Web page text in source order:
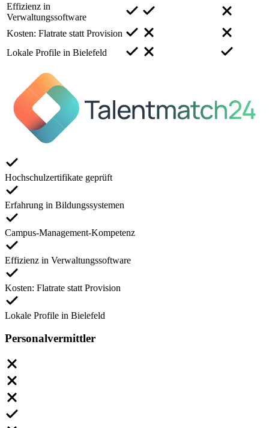
Effizienz in
Verwaltungssoftware
Kosten: Flatrate statt Provision
Lokale Profile in Bielefeld
Hochschulzertifikate geprüft
Erfahrung in Bildungssystemen
Campus-Management-Kompetenz
Effizienz in Verwaltungssoftware
Kosten: Flatrate statt Provision
Lokale Profile in Bielefeld
Personalvermittler